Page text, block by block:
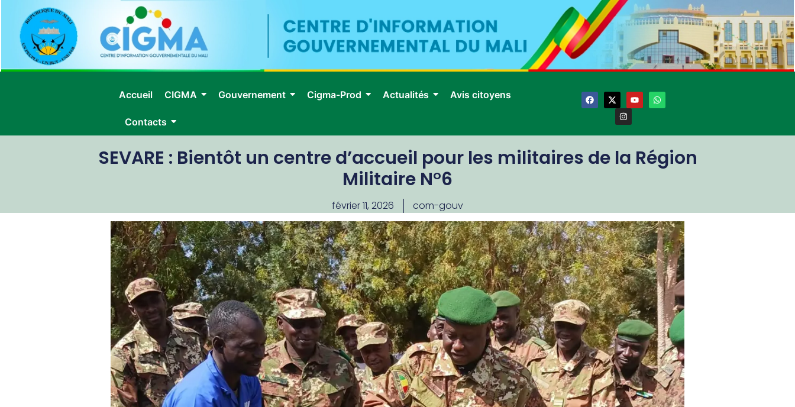
Accueil CIGMA Gouvernement Cigma-Prod Actualités Avis citoyens
Contacts
SEVARE : Bientôt un centre d’accueil pour les militaires de la Région
Militaire N°6
février 11, 2026 com-gouv